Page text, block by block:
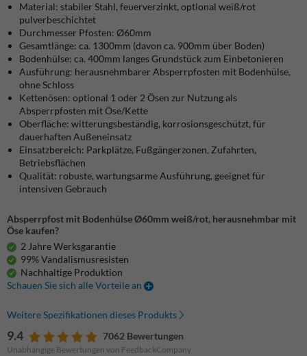
Material: stabiler Stahl, feuerverzinkt, optional weiß/rot
pulverbeschichtet
Durchmesser Pfosten: Ø60mm
Gesamtlänge: ca. 1300mm (davon ca. 900mm über Boden)
Bodenhülse: ca. 400mm langes Grundstück zum Einbetonieren
Ausführung: herausnehmbarer Absperrpfosten mit Bodenhülse,
ohne Schloss
Kettenösen: optional 1 oder 2 Ösen zur Nutzung als
Absperrpfosten mit Öse/Kette
Oberfläche: witterungsbeständig, korrosionsgeschützt, für
dauerhaften Außeneinsatz
Einsatzbereich: Parkplätze, Fußgängerzonen, Zufahrten,
Betriebsflächen
Qualität: robuste, wartungsarme Ausführung, geeignet für
intensiven Gebrauch
Absperrpfost mit Bodenhülse Ø60mm weiß/rot, herausnehmbar mit
Öse kaufen?
2 Jahre Werksgarantie
99% Vandalismusresisten
Nachhaltige Produktion
Schauen Sie sich alle Vorteile an
Weitere Spezifikationen dieses Produkts
9.4 7062 Bewertungen
Unabhängige Bewertungen von FeedbackCompany